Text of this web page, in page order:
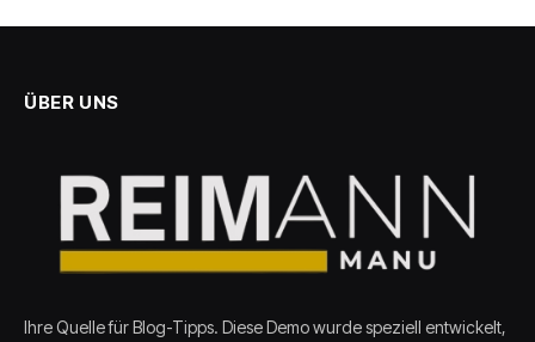
ÜBER UNS
Ihre Quelle für Blog-Tipps. Diese Demo wurde speziell entwickelt,